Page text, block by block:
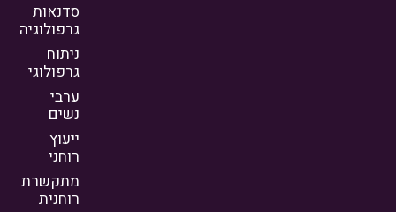
סדנאות
גרפולוגיה
ניתוח
גרפולוגי
ערבי
נשים
ייעוץ
רוחני
מתקשרת
רוחנית